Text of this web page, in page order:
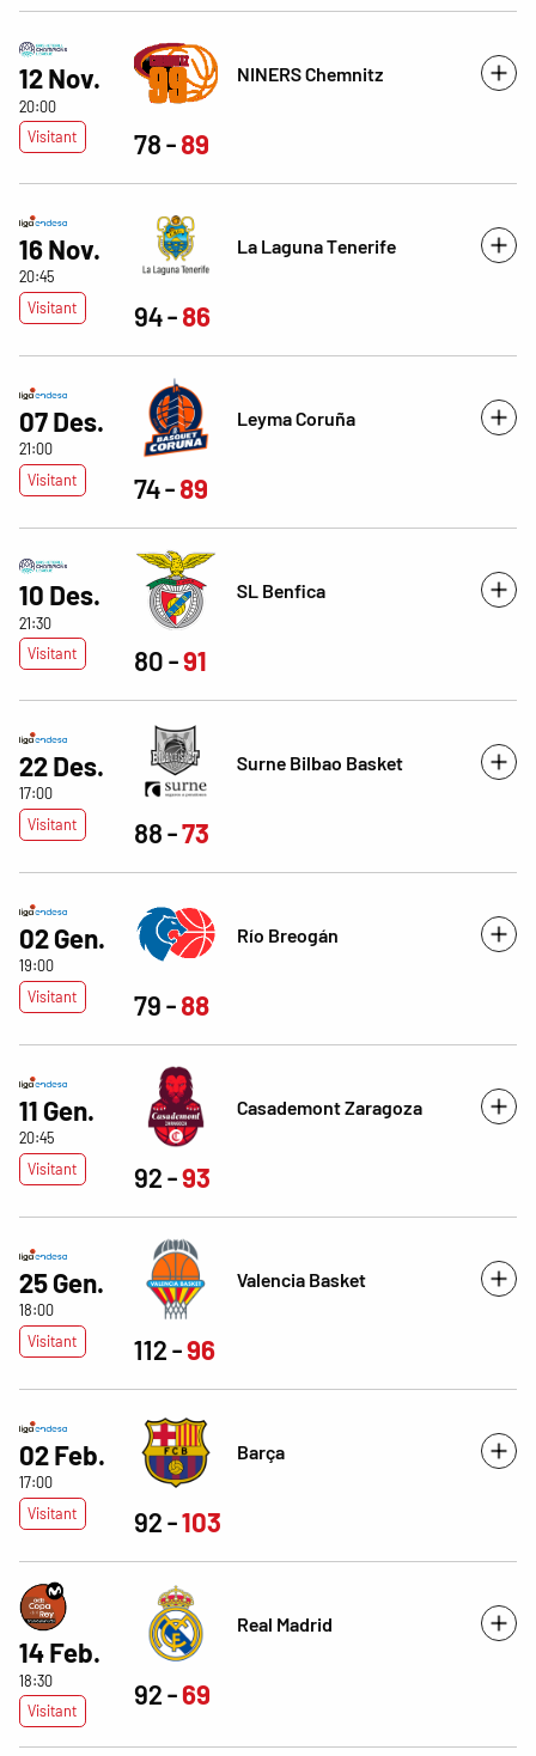
12 Nov.
20:00
Visitant
NINERS Chemnitz
78 89
16 Nov.
20:45
Visitant
La Laguna Tenerife
94 86
07 Des.
21:00
Visitant
Leyma Coruña
74 89
10 Des.
21:30
Visitant
SL Benfica
80 91
22 Des.
17:00
Visitant
Surne Bilbao Basket
88 73
02 Gen.
19:00
Visitant
Río Breogán
79 88
11 Gen.
20:45
Visitant
Casademont Zaragoza
92 93
25 Gen.
18:00
Visitant
Valencia Basket
112 96
02 Feb.
17:00
Visitant
Barça
92 103
14 Feb.
18:30
Visitant
Real Madrid
92 69